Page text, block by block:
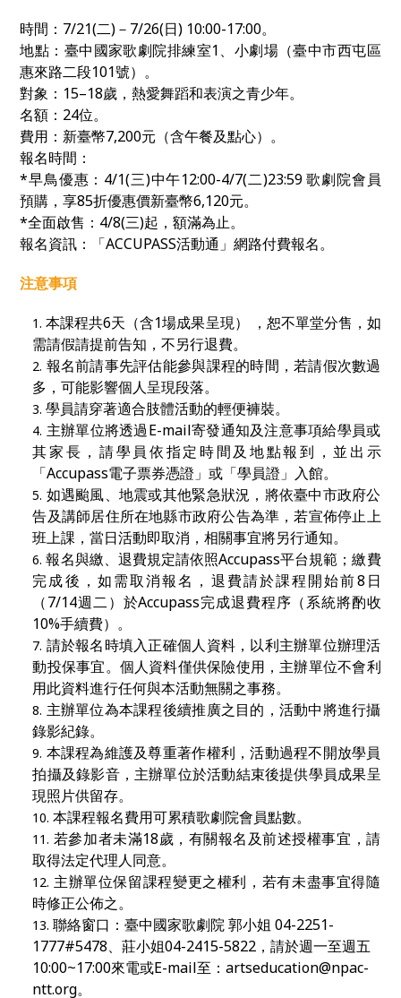
時間： 7/21(二)－ 7/26(日) 10:00-17:00。
地點：臺中國家歌劇院排練室1、小劇場（臺中市西屯區
惠來路二段101號）。
對象： 15–18歲，熱愛舞蹈和表演之青少年。
名額： 24位。
費用：新臺幣7,200元（含午餐及點心）。
報名時間：
*早鳥優惠：4/1(三)中午12:00-4/7(二)23:59歌劇院會員
預購，享85折優惠價新臺幣6,120元。
*全面啟售：4/8(三)起 ，額滿為止。
報名資訊：「ACCUPASS活動通」網路付費報名。
注意事項
本課程共6天（含1場成果呈現） ，恕不單堂分售，如
需請假請提前告知，不另行退費。
報名前請事先評估能參與課程的時間，若請假次數過
多，可能影響個人呈現段落。
學員請穿著適合肢體活動的輕便褲裝。
主辦單位將透過E-mail寄發通知及注意事項給學員或
其家長，請學員依指定時間及地點報到，並出示
「Accupass電子票券憑證」或「學員證」入館。
如遇颱風、地震或其他緊急狀況，將依臺中市政府公
告及講師居住所在地縣市政府公告為準，若宣佈停止上
班上課，當日活動即取消，相關事宜將另行通知。
報名與繳、退費規定請依照Accupass平台規範；繳費
完成後，如需取消報名，退費請於課程開始前8日
（7/14週二）於Accupass完成退費程序（系統將酌收
10%手續費）。
請於報名時填入正確個人資料，以利主辦單位辦理活
動投保事宜。個人資料僅供保險使用，主辦單位不會利
用此資料進行任何與本活動無關之事務。
主辦單位為本課程後續推廣之目的，活動中將進行攝
錄影紀錄。
本課程為維護及尊重著作權利，活動過程不開放學員
拍攝及錄影音，主辦單位於活動結束後提供學員成果呈
現照片供留存。
本課程報名費用可累積歌劇院會員點數。
若參加者未滿18歲，有關報名及前述授權事宜，請
取得法定代理人同意。
主辦單位保留課程變更之權利，若有未盡事宜得隨
時修正公佈之。
聯絡窗口：臺中國家歌劇院 郭小姐 04-2251-
1777#5478、莊小姐04-2415-5822，請於週一至週五
10:00~17:00來電或E-mail至：artseducation@npac-
ntt.org。